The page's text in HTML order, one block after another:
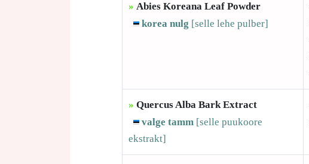
» Abies Koreana Leaf Powder
korea nulg [selle lehe pulber]
» Quercus Alba Bark Extract
valge tamm [selle puukoore
ekstrakt]